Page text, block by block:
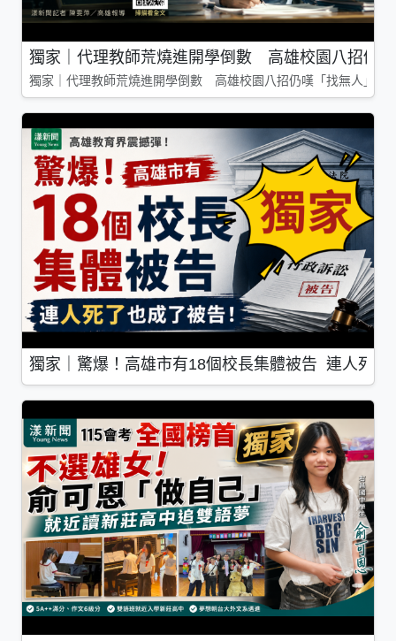
獨家｜代理教師荒燒進開學倒數 高雄校園八招仍
獨家｜代理教師荒燒進開學倒數 高雄校園八招仍嘆「找無人」
獨家｜驚爆！高雄市有18個校長集體被告 連人死了